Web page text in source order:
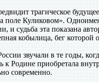
трагическое
поле Куликовом».
и судьба эта показана
кобылица, бег
звучали в те годы,
к Родине приобретала
современно.